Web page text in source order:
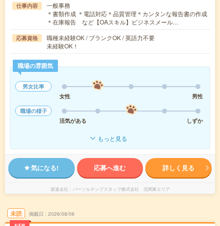
仕事内容
一般事務
＊書類作成 ＊電話対応＊品質管理＊カンタンな報告書の作成
＊在庫報告 など【OAスキル】ビジネスメール…
応募資格
職種未経験OK / ブランクOK / 英語力不要
未経験OK！
職場の雰囲気
男女比率
女性
男性
職場の様子
活気がある
しずか
もっと見る
気になる! 応募へ進む 詳しく見る
派遣会社 パーソルテンプスタッフ株式会社 北関東エリア
未読 掲載日 2026/08/06